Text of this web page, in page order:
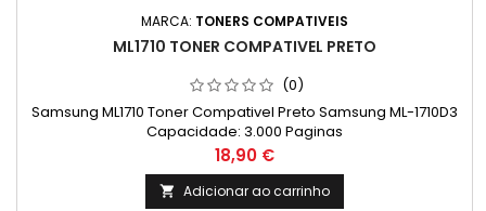
MARCA: TONERS COMPATIVEIS
ML1710 TONER COMPATIVEL PRETO
(0)
Samsung ML1710 Toner Compativel Preto Samsung ML-1710D3
Capacidade: 3.000 Paginas
Preço
18,90 €
 Adicionar ao carrinho